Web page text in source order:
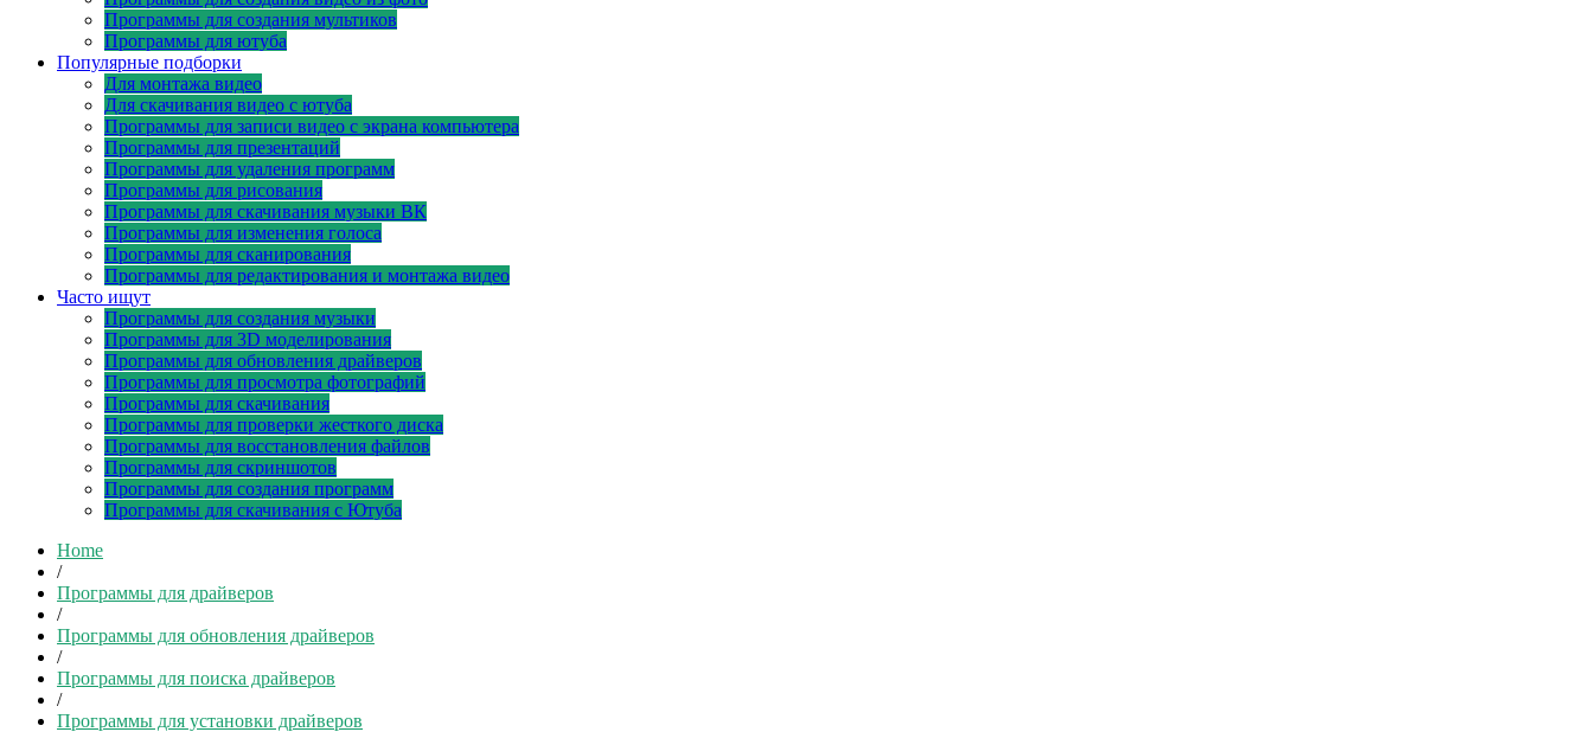
Программы для создания мультиков
Программы для ютуба
Популярные подборки
Для монтажа видео
Для скачивания видео с ютуба
Программы для записи видео с экрана компьютера
Программы для презентаций
Программы для удаления программ
Программы для рисования
Программы для скачивания музыки ВК
Программы для изменения голоса
Программы для сканирования
Программы для редактирования и монтажа видео
Часто ищут
Программы для создания музыки
Программы для 3D моделирования
Программы для обновления драйверов
Программы для просмотра фотографий
Программы для скачивания
Программы для проверки жесткого диска
Программы для восстановления файлов
Программы для скриншотов
Программы для создания программ
Программы для скачивания с Ютуба
Home
/
Программы для драйверов
/
Программы для обновления драйверов
/
Программы для поиска драйверов
/
Программы для установки драйверов